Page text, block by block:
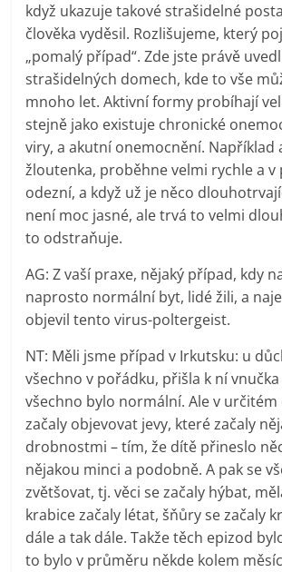
když ukazuje takové strašidelné
člověka vyděsil. Rozlišujeme, který
„pomalý případ“. Zde jste právě
strašidelných domech, kde to vše
mnoho let. Aktivní formy probíhají
stejně jako existuje chronické
viry, a akutní onemocnění. Například
žloutenka, proběhne velmi rychle a v
odezní, a když už je něco
není moc jasné, ale trvá to velmi
to odstraňuje.
AG: Z vaší praxe, nějaký případ, kdy
naprosto normální byt, lidé žili, a
objevil tento virus-poltergeist.
NT: Měli jsme případ v Irkutsku: u
všechno v pořádku, přišla k ní
všechno bylo normální. Ale v určitém
začaly objevovat jevy, které začaly
drobnostmi – tím, že dítě přineslo
nějakou minci a podobně. A pak se
zvětšovat, tj. věci se začaly hýbat,
krabice začaly létat, šňůry se začaly
dále a tak dále. Takže těch epizod
to bylo v průměru někde kolem